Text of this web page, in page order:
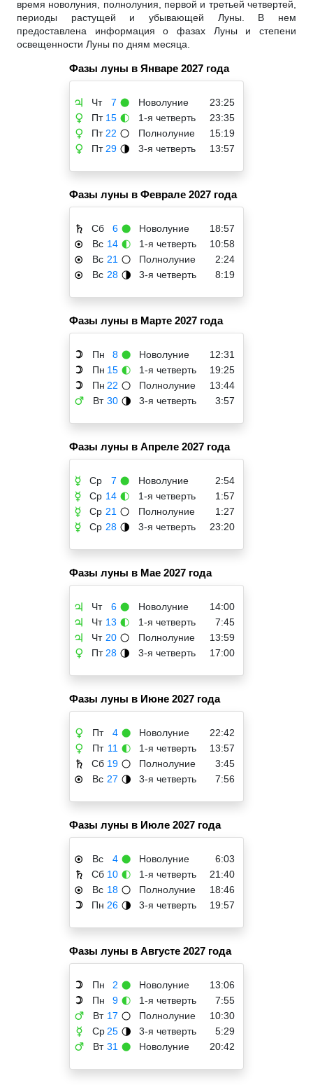
время новолуния, полнолуния, первой и третьей четвертей,
периоды растущей и убывающей Луны. В нем
предоставлена информация о фазах Луны и степени
освещенности Луны по дням месяца.
Фазы луны в Январе 2027 года
♃ Чт 7 🌑 Новолуние 23:25
♀ Пт 15 🌓 1-я четверть 23:35
♀ Пт 22 🌕 Полнолуние 15:19
♀ Пт 29 🌗 3-я четверть 13:57
Фазы луны в Феврале 2027 года
♄ Сб 6 🌑 Новолуние 18:57
☉ Вс 14 🌓 1-я четверть 10:58
☉ Вс 21 🌕 Полнолуние 2:24
☉ Вс 28 🌗 3-я четверть 8:19
Фазы луны в Марте 2027 года
☽ Пн 8 🌑 Новолуние 12:31
☽ Пн 15 🌓 1-я четверть 19:25
☽ Пн 22 🌕 Полнолуние 13:44
♂ Вт 30 🌗 3-я четверть 3:57
Фазы луны в Апреле 2027 года
☿ Ср 7 🌑 Новолуние 2:54
☿ Ср 14 🌓 1-я четверть 1:57
☿ Ср 21 🌕 Полнолуние 1:27
☿ Ср 28 🌗 3-я четверть 23:20
Фазы луны в Мае 2027 года
♃ Чт 6 🌑 Новолуние 14:00
♃ Чт 13 🌓 1-я четверть 7:45
♃ Чт 20 🌕 Полнолуние 13:59
♀ Пт 28 🌗 3-я четверть 17:00
Фазы луны в Июне 2027 года
♀ Пт 4 🌑 Новолуние 22:42
♀ Пт 11 🌓 1-я четверть 13:57
♄ Сб 19 🌕 Полнолуние 3:45
☉ Вс 27 🌗 3-я четверть 7:56
Фазы луны в Июле 2027 года
☉ Вс 4 🌑 Новолуние 6:03
♄ Сб 10 🌓 1-я четверть 21:40
☉ Вс 18 🌕 Полнолуние 18:46
☽ Пн 26 🌗 3-я четверть 19:57
Фазы луны в Августе 2027 года
☽ Пн 2 🌑 Новолуние 13:06
☽ Пн 9 🌓 1-я четверть 7:55
♂ Вт 17 🌕 Полнолуние 10:30
☿ Ср 25 🌗 3-я четверть 5:29
♂ Вт 31 🌑 Новолуние 20:42